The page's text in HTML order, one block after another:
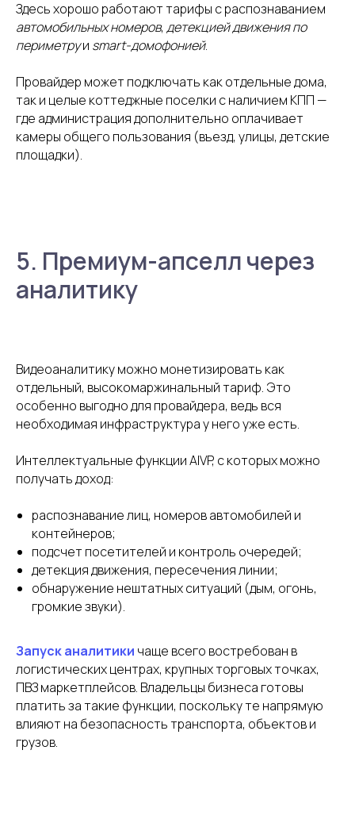
Здесь хорошо работают тарифы с распознаванием
автомобильных номеров, детекцией движения по
периметруи smart-домофонией.
Провайдер может подключать как отдельные дома,
так и целые коттеджные поселки с наличием КПП —
где администрация дополнительно оплачивает
камеры общего пользования (въезд, улицы, детские
площадки).
5. Премиум-апселл через
аналитику
Видеоаналитику можно монетизировать как
отдельный, высокомаржинальный тариф. Это
особенно выгодно для провайдера, ведь вся
необходимая инфраструктура у него уже есть.
Интеллектуальные функции AIVP, с которых можно
получать доход:
распознавание лиц, номеров автомобилей и
контейнеров;
подсчет посетителей и контроль очередей;
детекция движения, пересечения линии;
обнаружение нештатных ситуаций (дым, огонь,
громкие звуки).
Запуск аналитики чаще всего востребован в
логистических центрах, крупных торговых точках,
ПВЗ маркетплейсов. Владельцы бизнеса готовы
платить за такие функции, поскольку те напрямую
влияют на безопасность транспорта, объектов и
грузов.
Отправляя заявку, высоглашаетесь на обработку персональных данных,
с положениями
Политики
конфиденциальности
Получите бесплатную
консультацию
обсудим, как это реализовать.
Подписаться на
рассылку
о главном в телекомe и сервисах, без спама
Подписаться